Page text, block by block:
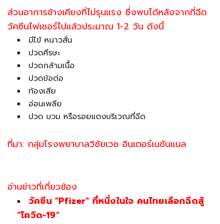
ส่วนอาการข้างเคียงที่ไม่รุนแรง ซึ่งพบได้หลังจากที่ฉีด
วัคซีนไฟเซอร์ไปแล้วประมาณ 1-2 วัน ดังนี้
มีไข้ หนาวสั่น
ปวดศีรษะ
ปวดกล้ามเนื้อ
ปวดข้อต่อ
ท้องเสีย
อ่อนเพลีย
ปวด บวม หรือรอยแดงบริเวณที่ฉีด
ที่มา: กลุ่มโรงพยาบาลวิชัยเวช อินเตอร์เนชันแนล
อ่านข่าวที่เกี่ยวข้อง
วัคซีน "Pfizer" ที่หนึ่งในใจ คนไทยเลือกฉีดสู้
"โควิด-19"